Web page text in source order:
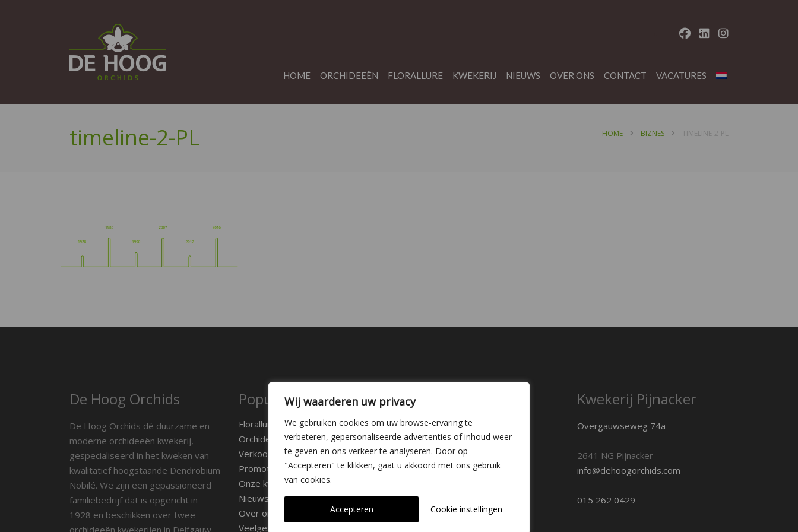
Wij waarderen uw privacy
We gebruiken cookies om uw browse-ervaring te
verbeteren, gepersonaliseerde advertenties of inhoud weer
te geven en ons verkeer te analyseren. Door op
"Accepteren" te klikken, gaat u akkoord met ons gebruik
van cookies.
Cookie instellingen
Accepteren
HOME ORCHIDEEËN FLORALLURE KWEKERIJ NIEUWS OVER ONS CONTACT VACATURES
timeline-2-PL HOME BIZNES TIMELINE-2-PL
De Hoog Orchids
De Hoog Orchids dé duurzame en
moderne orchideeën kwekerij,
gespecialiseerd in het kweken van
kwalitatief hoogstaande Dendrobium
Nobilé. We zijn een gepassioneerd
familiebedrijf dat is opgericht in
1928 en beschikken over twee
orchideeën kwekerijen in Delfgauw
Populaire pagina's
Florallure
Orchidee soorten
Verkooppunten
Promotiemateriaal
Onze kwekerij
Nieuws
Over ons
Veelgestelde vragen
Kwekerij Delfgauw
Vrederustlaan 10
2645 AW Delfgauw
info@dehoogorchids.com
015 262 0429
Kwekerij Pijnacker
Overgauwseweg 74a
2641 NG Pijnacker
info@dehoogorchids.com
015 262 0429